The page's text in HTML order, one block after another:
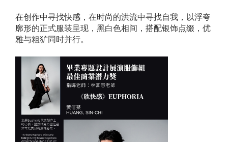
在创作中寻找快感，在时尚的洪流中寻找自我，以浮夸
廓形的正式服装呈现，黑白色相间，搭配银饰点缀，优
雅与粗犷同时并行。